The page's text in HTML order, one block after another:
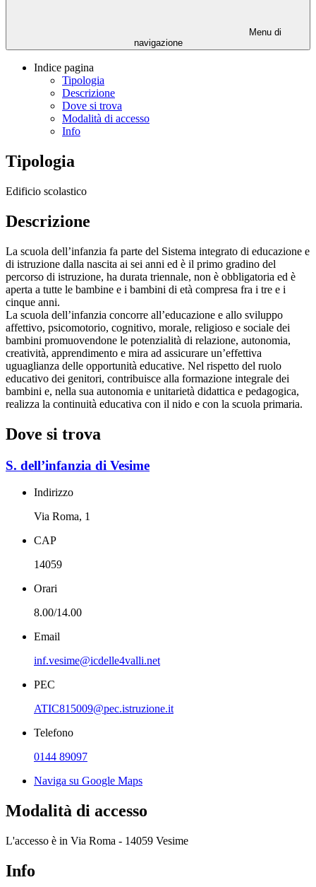
Menu di
navigazione
Indice pagina
Tipologia
Descrizione
Dove si trova
Modalità di accesso
Info
Tipologia
Edificio scolastico
Descrizione
La scuola dell’infanzia fa parte del Sistema integrato di educazione e
di istruzione dalla nascita ai sei anni ed è il primo gradino del
percorso di istruzione, ha durata triennale, non è obbligatoria ed è
aperta a tutte le bambine e i bambini di età compresa fra i tre e i
cinque anni.
La scuola dell’infanzia concorre all’educazione e allo sviluppo
affettivo, psicomotorio, cognitivo, morale, religioso e sociale dei
bambini promuovendone le potenzialità di relazione, autonomia,
creatività, apprendimento e mira ad assicurare un’effettiva
uguaglianza delle opportunità educative. Nel rispetto del ruolo
educativo dei genitori, contribuisce alla formazione integrale dei
bambini e, nella sua autonomia e unitarietà didattica e pedagogica,
realizza la continuità educativa con il nido e con la scuola primaria.
Dove si trova
S. dell’infanzia di Vesime
Indirizzo
Via Roma, 1
CAP
14059
Orari
8.00/14.00
Email
inf.vesime@icdelle4valli.net
PEC
ATIC815009@pec.istruzione.it
Telefono
0144 89097
Naviga su Google Maps
Modalità di accesso
L'accesso è in Via Roma - 14059 Vesime
Info